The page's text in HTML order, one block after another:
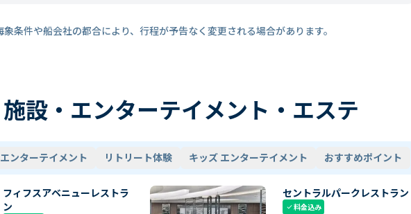
条件や船会社の都合により、行程が予告なく変更される場合があります。
設・エンターテイメント・エステ
ンターテイメント リトリート体験 キッズ エンターテイメント おすすめポイント
フィフスアベニューレストラ
ン
セントラルパークレストラン
check料金込み